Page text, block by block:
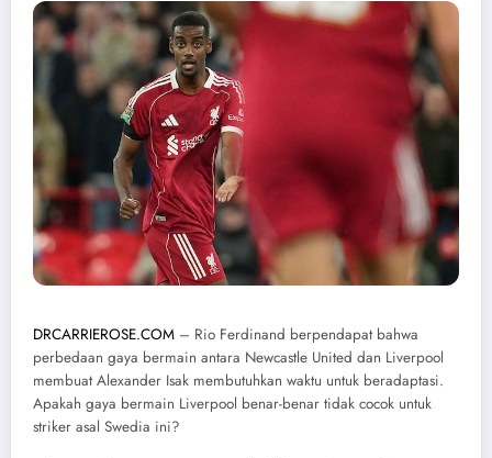
DRCARRIEROSE.COM – Rio Ferdinand berpendapat bahwa
perbedaan gaya bermain antara Newcastle United dan Liverpool
membuat Alexander Isak membutuhkan waktu untuk beradaptasi.
Apakah gaya bermain Liverpool benar-benar tidak cocok untuk
striker asal Swedia ini?